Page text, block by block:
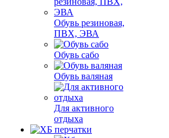
Обувь резиновая,
ПВХ, ЭВА
Обувь сабо
Обувь валяная
Для активного
отдыха